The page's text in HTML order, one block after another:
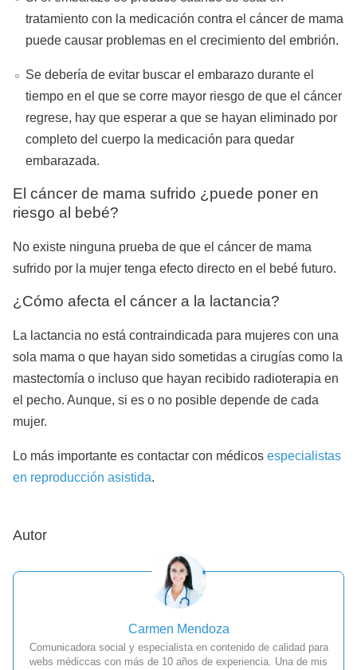
tratamiento con la medicación contra el cáncer de mama
puede causar problemas en el crecimiento del embrión.
Se debería de evitar buscar el embarazo durante el
tiempo en el que se corre mayor riesgo de que el cáncer
regrese, hay que esperar a que se hayan eliminado por
completo del cuerpo la medicación para quedar
embarazada.
El cáncer de mama sufrido ¿puede poner en
riesgo al bebé?
No existe ninguna prueba de que el cáncer de mama
sufrido por la mujer tenga efecto directo en el bebé futuro.
¿Cómo afecta el cáncer a la lactancia?
La lactancia no está contraindicada para mujeres con una
sola mama o que hayan sido sometidas a cirugías como la
mastectomía o incluso que hayan recibido radioterapia en
el pecho. Aunque, si es o no posible depende de cada
mujer.
Lo más importante es contactar con médicos especialistas
en reproducción asistida.
Autor
Carmen Mendoza
Comunicadora social y especialista en contenido de calidad para
webs médiccas con más de 10 años de experiencia. Una de mis